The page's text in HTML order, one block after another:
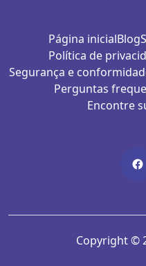
Página inicialBlog
Política de
Segurança e
Perguntas
Encontre
Copyright ©